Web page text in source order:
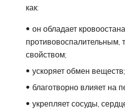
как:
он обладает
противовоспалительным,
свойством;
ускоряет обмен веществ;
благотворно влияет на
укрепляет сосуды,